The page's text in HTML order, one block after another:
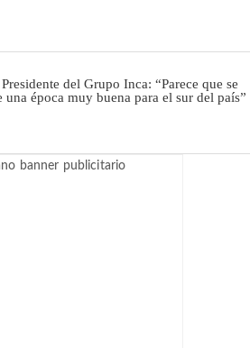
Presidente del Grupo Inca: “Parece que se
una época muy buena para el sur del país”